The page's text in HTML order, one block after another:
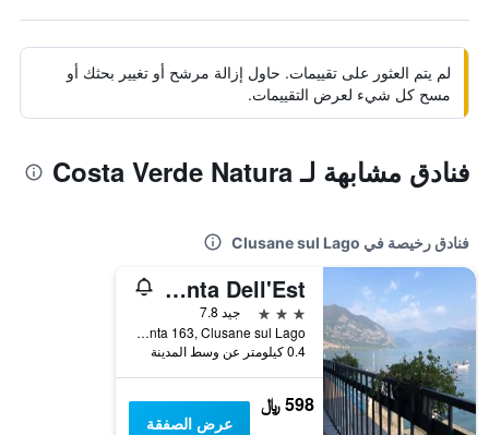
لم يتم العثور على تقييمات. حاول إزالة مرشح أو تغيير بحثك أو
مسح كل شيء لعرض التقييمات.
فنادق مشابهة لـ Costa Verde Natura
فنادق رخيصة في Clusane sul Lago
Ristorante Albergo Punta Dell'Est
3 نجوم
جيد 7.8
Via Ponta 163, Clusane sul Lago, مقاطعة بريشا, إيطاليا
0.4 كيلومتر عن وسط المدينة
598 ﷼
عرض الصفقة